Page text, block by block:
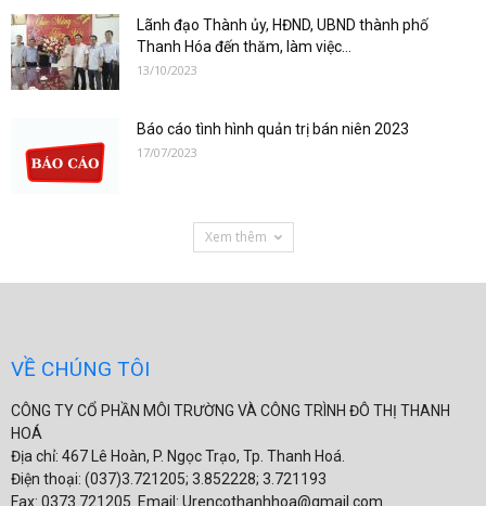
Lãnh đạo Thành ủy, HĐND, UBND thành phố
Thanh Hóa đến thăm, làm việc...
13/10/2023
Báo cáo tình hình quản trị bán niên 2023
17/07/2023
Xem thêm
VỀ CHÚNG TÔI
CÔNG TY CỔ PHẦN MÔI TRƯỜNG VÀ CÔNG TRÌNH ĐÔ THỊ THANH
HOÁ
Địa chỉ: 467 Lê Hoàn, P. Ngọc Trạo, Tp. Thanh Hoá.
Điện thoại: (037)3.721205; 3.852228; 3.721193
Fax: 0373.721205. Email: Urencothanhhoa@gmail.com